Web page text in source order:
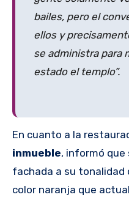
bailes, pero el
ellos y
se administra para
estado el templo”.
En cuanto a la
inmueble, informó que
fachada a su tonalidad
color naranja que